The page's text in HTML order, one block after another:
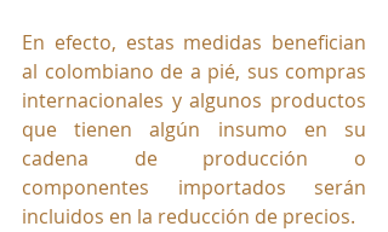
En efecto, estas medidas benefician
al colombiano de a pié, sus compras
internacionales y algunos productos
que tienen algún insumo en su
cadena de producción o
componentes importados serán
incluidos en la reducción de precios.